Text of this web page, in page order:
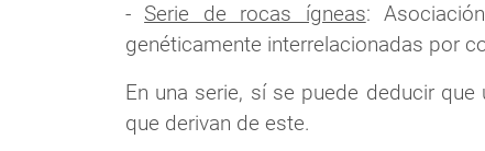
- Serie de rocas ígneas:
genéticamente interrelacionadas por
En una serie, sí se puede deducir
que derivan de este.